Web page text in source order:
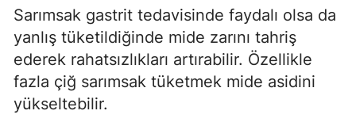
Sarımsak gastrit tedavisinde faydalı olsa da
yanlış tüketildiğinde mide zarını tahriş
ederek rahatsızlıkları artırabilir. Özellikle
fazla çiğ sarımsak tüketmek mide asidini
yükseltebilir.